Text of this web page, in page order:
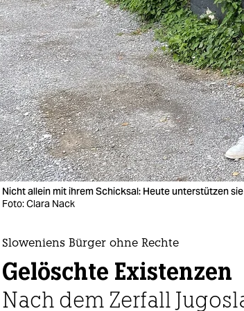
nord
wahrheit
verlag
verlag
veranstaltungen
shop
fragen & hilfe
abo
Nicht allein mit ihrem Schicksal: Heute unterstützen
Foto: Clara Nack
Sloweniens Bürger ohne Rechte
Gelöschte Existenzen
Nach dem Zerfall